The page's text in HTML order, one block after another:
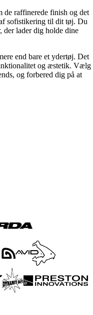
de raffinerede finish og det
sofistikering til dit tøj. Du
der lader dig holde dine
end bare et ydertøj. Det
og æstetik. Vælg
og forbered dig på at